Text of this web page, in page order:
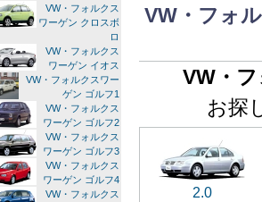
VW・フォ
VW・
お探
2.0
VW・フォルクス
ワーゲン クロスボ
ロ
VW・フォルクス
ワーゲン イオス
VW・フォルクスワー
ゲン ゴルフ1
VW・フォルクス
ワーゲン ゴルフ2
VW・フォルクス
ワーゲン ゴルフ3
VW・フォルクス
ワーゲン ゴルフ4
VW・フォルクス